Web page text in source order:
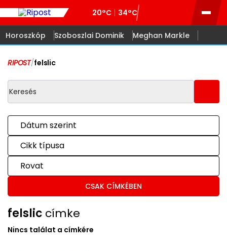
20°C 34°C
Horoszkóp Szoboszlai Dominik Meghan Markle
RIPOST/felslic
Dátum szerint
Cikk típusa
Rovat
CSAK CÍMKÉBEN
felslic címke
Nincs találat a címkére